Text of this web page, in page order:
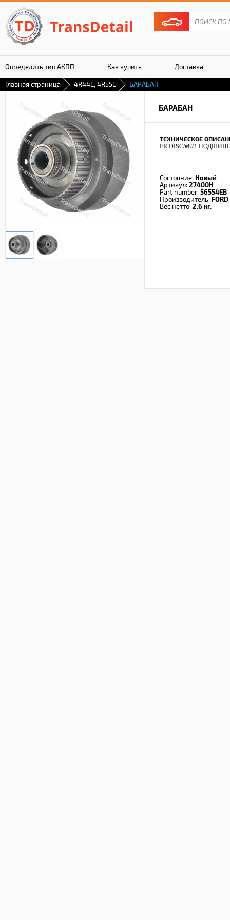
Определить тип АКПП Как купить Доставка
Гарантия
Главная страница 4R44E, 4R55E БАРАБАН
БАРАБАН
ТЕХНИЧЕСКОЕ
FR.DISC/#871
Состояние: Новый
Артикул: 27400H
Part number: 56554EB
Производитель: FORD
Вес нетто: 2.6 кг.